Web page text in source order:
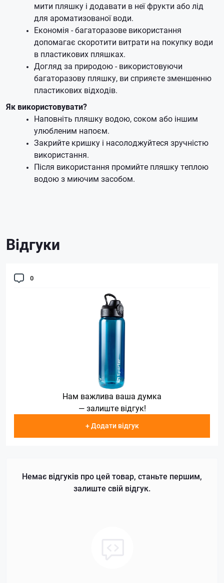
мити пляшку і додавати в неї фрукти або лід
для ароматизованої води.
Економія - багаторазове використання
допомагає скоротити витрати на покупку води
в пластикових пляшках.
Догляд за природою - використовуючи
багаторазову пляшку, ви сприяєте зменшенню
пластикових відходів.
Як використовувати?
Наповніть пляшку водою, соком або іншим
улюбленим напоєм.
Закрийте кришку і насолоджуйтеся зручністю
використання.
Після використання промийте пляшку теплою
водою з миючим засобом.
Відгуки
0
Нам важлива ваша думка
— залиште відгук!
+ Додати відгук
Немає відгуків про цей товар, станьте першим,
залиште свій відгук.